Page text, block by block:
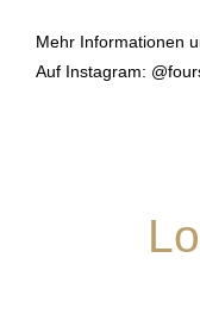
Mehr Informationen
Auf Instagram: